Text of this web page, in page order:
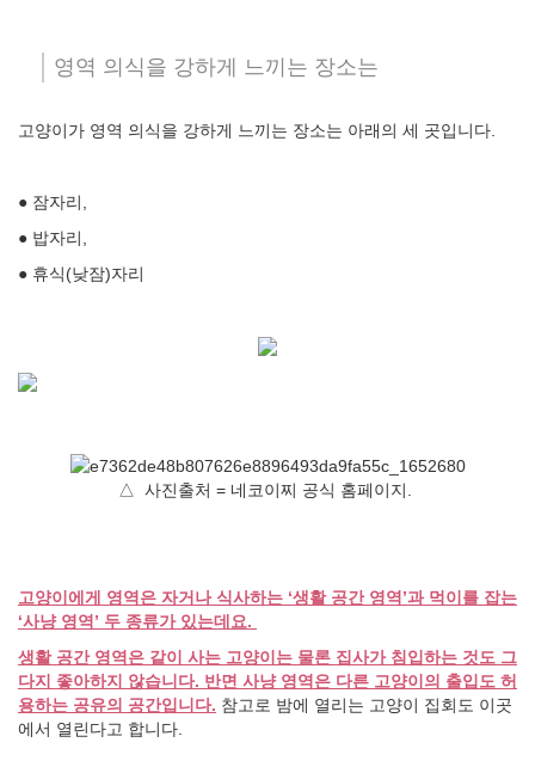
영역 의식을 강하게 느끼는 장소는
고양이가 영역 의식을 강하게 느끼는 장소는 아래의 세 곳입니다.
● 잠자리,
● 밥자리,
● 휴식(낮잠)자리
△ 사진출처 = 네코이찌 공식 홈페이지.
고양이에게 영역은 자거나 식사하는 ‘생활 공간 영역’과 먹이를 잡는
‘사냥 영역’ 두 종류가 있는데요.
생활 공간 영역은 같이 사는 고양이는 물론 집사가 침입하는 것도 그
다지 좋아하지 않습니다. 반면 사냥 영역은 다른 고양이의 출입도 허
용하는 공유의 공간입니다. 참고로 밤에 열리는 고양이 집회도 이곳
에서 열린다고 합니다.